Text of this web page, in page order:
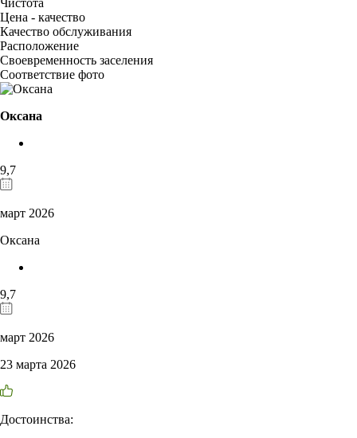
Цена - качество
Качество обслуживания
Расположение
Своевременность заселения
Соответствие фото
Оксана
9,7
март 2026
Оксана
9,7
март 2026
23 марта 2026
Достоинства: